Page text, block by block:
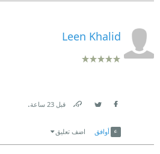
Leen Khalid
قبل 23 ساعة .
أوافق اضف تعليق